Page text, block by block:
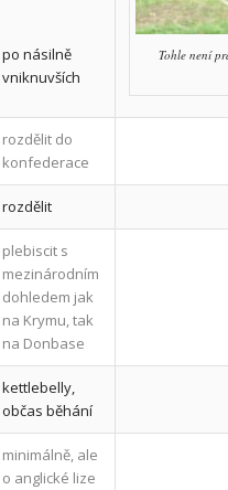
po násilně
vniknuvších
Tohle není
rozdělit do
konfederace
rozdělit
plebiscit s
mezinárodním
dohledem jak
na Krymu, tak
na Donbase
kettlebelly,
občas běhání
minimálně, ale
o anglické lize